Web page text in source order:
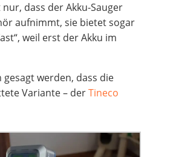
dass der Akku-Sauger
aufnimmt, sie bietet sogar
weil erst der Akku im
gesagt werden, dass die
Variante – derTineco